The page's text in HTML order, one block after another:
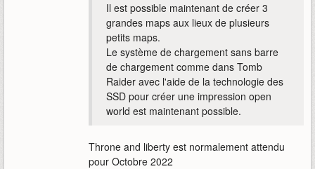
Il est possible maintenant de créer 3
grandes maps aux lieux de plusieurs
petits maps.
Le système de chargement sans barre
de chargement comme dans Tomb
Raider avec l'aide de la technologie des
SSD pour créer une impression open
world est maintenant possible.
Throne and liberty est normalement attendu
pour Octobre 2022